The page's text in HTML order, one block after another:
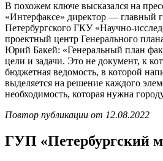
В похожем ключе высказался на
«Интерфаксе» директор — главный
Петербургского ГКУ «Научно-
проектный центр Генерального
Юрий Бакей: «Генеральный план
цели и задачи. Это не документ, к
бюджетная ведомость, в которой
выделяется на решение каждого
необходимость, которая нужна
Повтор публикации от 12.08.2022
ГУП «Петербургский